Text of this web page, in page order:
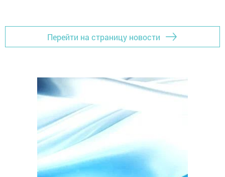
Перейти на страницу новости